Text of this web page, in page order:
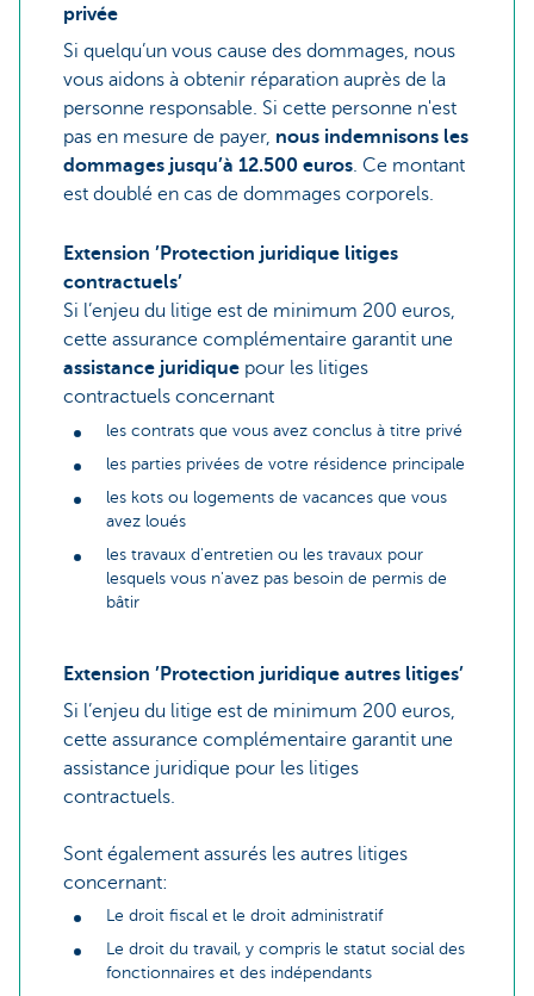
privée
Si quelqu’un vous cause des dommages, nous
vous aidons à obtenir réparation auprès de la
personne responsable. Si cette personne n'est
pas en mesure de payer, nous indemnisons les
dommages jusqu’à 12.500 euros. Ce montant
est doublé en cas de dommages corporels.
Extension ’Protection juridique litiges
contractuels’
Si l’enjeu du litige est de minimum 200 euros,
cette assurance complémentaire garantit une
assistance juridique pour les litiges
contractuels concernant
les contrats que vous avez conclus à titre privé
les parties privées de votre résidence principale
les kots ou logements de vacances que vous
avez loués
les travaux d'entretien ou les travaux pour
lesquels vous n'avez pas besoin de permis de
bâtir
Extension ’Protection juridique autres litiges’
Si l’enjeu du litige est de minimum 200 euros,
cette assurance complémentaire garantit une
assistance juridique pour les litiges
contractuels.
Sont également assurés les autres litiges
concernant:
Le droit fiscal et le droit administratif
Le droit du travail, y compris le statut social des
fonctionnaires et des indépendants